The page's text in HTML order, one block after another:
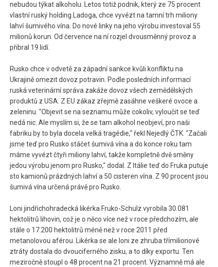
nebudou týkat alkoholu. Letos totiž podnik, který ze 75 procent
vlastní ruský holding Ladoga, chce vyvézt na tamní trh miliony
lahví šumivého vína. Do nové linky na jeho výrobu investoval 55
milionů korun. Od července na ní rozjel dvousměnný provoz a
přibral 19 lidí.
Rusko chce v odvetě za západní sankce kvůli konfliktu na
Ukrajině omezit dovoz potravin. Podle posledních informací
ruská veterinární správa zakáže dovoz všech zemědělských
produktů z USA. Z EU zákaz zřejmě zasáhne veškeré ovoce a
zeleninu. "Objevit se na seznamu může cokoliv, vyloučit se teď
nedá nic. Ale myslím si, že se tam alkohol neobjeví, pro naši
fabriku by to byla docela velká tragédie," řekl Nejedlý ČTK. "Začali
jsme teď pro Rusko stáčet šumivá vína a do konce roku tam
máme vyvézt čtyři miliony lahví, takže kompletně dvě směny
jedou výrobu jenom pro Rusko," dodal. Z Itálie teď do Fruka putuje
sto kamionů prázdných lahví a 50 cisteren vína. Z 90 procent jsou
šumivá vína určená právě pro Rusko.
Loni jindřichohradecká likérka Fruko-Schulz vyrobila 30.081
hektolitrů lihovin, což je o něco více než v roce předchozím, ale
stále o 17.200 hektolitrů méně než v roce 2011 před
metanolovou aférou. Likérka se ale loni ze zhruba třímilionové
ztráty dostala do dvouciferného zisku, a to díky exportu. Ten
meziročně stoupl o 48 procent na 21 procent. Významně má ale